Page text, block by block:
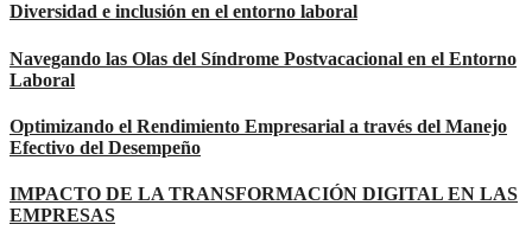
Diversidad e inclusión en el entorno laboral
Navegando las Olas del Síndrome Postvacacional en el Entorno
Laboral
Optimizando el Rendimiento Empresarial a través del Manejo
Efectivo del Desempeño
IMPACTO DE LA TRANSFORMACIÓN DIGITAL EN LAS
EMPRESAS